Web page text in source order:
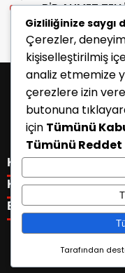
BİR AHMET
07:30
KATEGORİLER
Menü seçimi yapın.
sayfasından menü
KISAYOLLAR
Menü seçimi yapın.
sayfasından menü
E-BÜLTEN
Gizliliğinize saygı
Çerezler,
kişiselleştirilmiş
analiz etmemize
çerezlere izin
butonuna
için Tümünü
Tümünü Reddet
Tarafından